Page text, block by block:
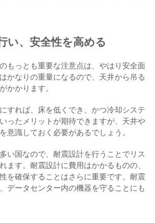
い、安全性を高める
もっとも重要な注意点は、やはり安全面
かなりの重量になるので、天井から吊る
かかります。
すれば、床を低くでき、かつ冷却システ
ったメリットが期待できますが、天井や
意識しておく必要があるでしょう。
い国なので、耐震設計を行うことでリス
ます。耐震設計に費用はかかるものの、
を確保することはさらに重要です。耐震
データセンター内の機器を守ることにも